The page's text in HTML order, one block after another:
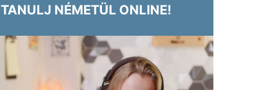
TANULJ NÉMETÜL ONLINE!